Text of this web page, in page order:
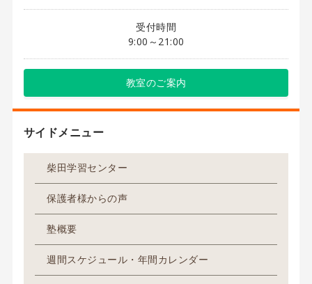
受付時間
9:00～21:00
教室のご案内
サイドメニュー
柴田学習センター
保護者様からの声
塾概要
週間スケジュール・年間カレンダー